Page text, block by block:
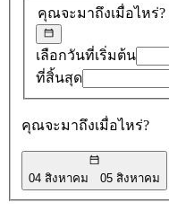
คุณจะมาถึงเมื่อไหร่?
เลือกวันที่เริ่มต้น
ที่สิ้นสุด
คุณจะมาถึงเมื่อไหร่?
04 สิงหาคม 05 สิงหาคม